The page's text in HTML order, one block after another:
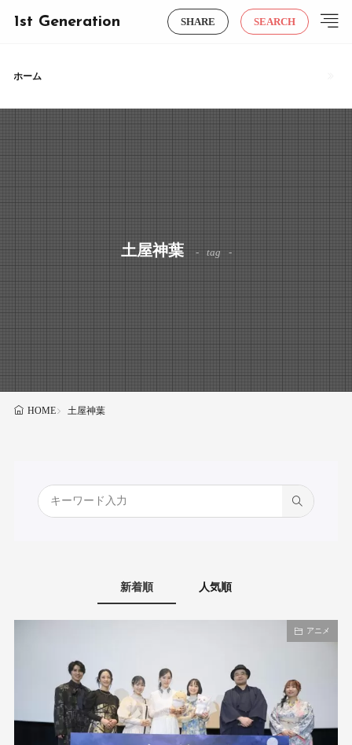
1st Generation SHARE SEARCH
ホーム
土屋神葉 tag
HOME 土屋神葉
新着順 人気順
アニメ